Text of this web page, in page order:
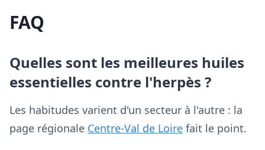
FAQ
Quelles sont les meilleures huiles
essentielles contre l'herpès ?
Les habitudes varient d'un secteur à l'autre : la
page régionale Centre-Val de Loire fait le point.